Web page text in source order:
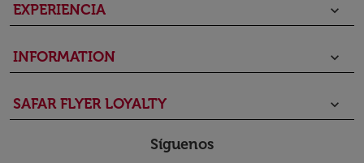
EXPERIENCIA keyboard_arrow_down
INFORMATION keyboard_arrow_down
SAFAR FLYER LOYALTY keyboard_arrow_down
Síguenos